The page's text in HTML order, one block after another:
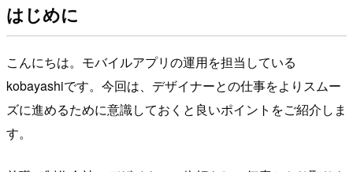
はじめに
こんにちは。モバイルアプリの運用を担当している
kobayashiです。今回は、デザイナーとの仕事をよりスムー
ズに進めるために意識しておくと良いポイントをご紹介しま
す。